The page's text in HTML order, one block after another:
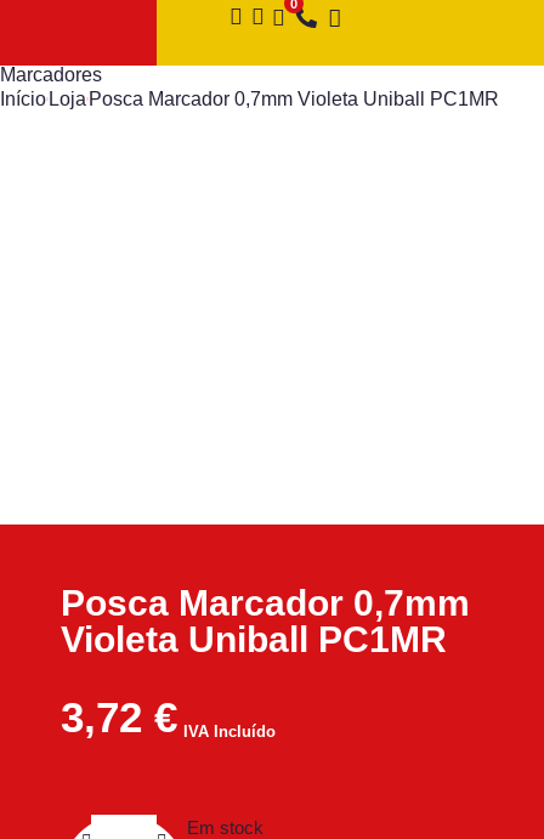
Marcadores
Início Loja Posca Marcador 0,7mm Violeta Uniball PC1MR
Posca Marcador 0,7mm
Violeta Uniball PC1MR
3,72 € IVA Incluído
Em stock